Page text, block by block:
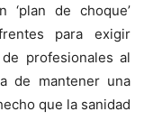
‘plan de choque’
para exigir
profesionales al
de mantener una
que la sanidad